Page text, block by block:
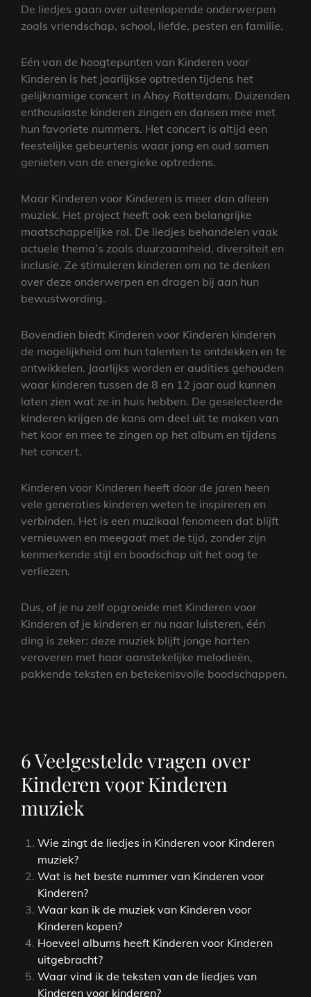
De liedjes gaan over uiteenlopende onderwerpen
zoals vriendschap, school, liefde, pesten en familie.
Eén van de hoogtepunten van Kinderen voor
Kinderen is het jaarlijkse optreden tijdens het
gelijknamige concert in Ahoy Rotterdam. Duizenden
enthousiaste kinderen zingen en dansen mee met
hun favoriete nummers. Het concert is altijd een
feestelijke gebeurtenis waar jong en oud samen
genieten van de energieke optredens.
Maar Kinderen voor Kinderen is meer dan alleen
muziek. Het project heeft ook een belangrijke
maatschappelijke rol. De liedjes behandelen vaak
actuele thema’s zoals duurzaamheid, diversiteit en
inclusie. Ze stimuleren kinderen om na te denken
over deze onderwerpen en dragen bij aan hun
bewustwording.
Bovendien biedt Kinderen voor Kinderen kinderen
de mogelijkheid om hun talenten te ontdekken en te
ontwikkelen. Jaarlijks worden er audities gehouden
waar kinderen tussen de 8 en 12 jaar oud kunnen
laten zien wat ze in huis hebben. De geselecteerde
kinderen krijgen de kans om deel uit te maken van
het koor en mee te zingen op het album en tijdens
het concert.
Kinderen voor Kinderen heeft door de jaren heen
vele generaties kinderen weten te inspireren en
verbinden. Het is een muzikaal fenomeen dat blijft
vernieuwen en meegaat met de tijd, zonder zijn
kenmerkende stijl en boodschap uit het oog te
verliezen.
Dus, of je nu zelf opgroeide met Kinderen voor
Kinderen of je kinderen er nu naar luisteren, één
ding is zeker: deze muziek blijft jonge harten
veroveren met haar aanstekelijke melodieën,
pakkende teksten en betekenisvolle boodschappen.
6 Veelgestelde vragen over
Kinderen voor Kinderen
muziek
Wie zingt de liedjes in Kinderen voor Kinderen
muziek?
Wat is het beste nummer van Kinderen voor
Kinderen?
Waar kan ik de muziek van Kinderen voor
Kinderen kopen?
Hoeveel albums heeft Kinderen voor Kinderen
uitgebracht?
Waar vind ik de teksten van de liedjes van
Kinderen voor kinderen?